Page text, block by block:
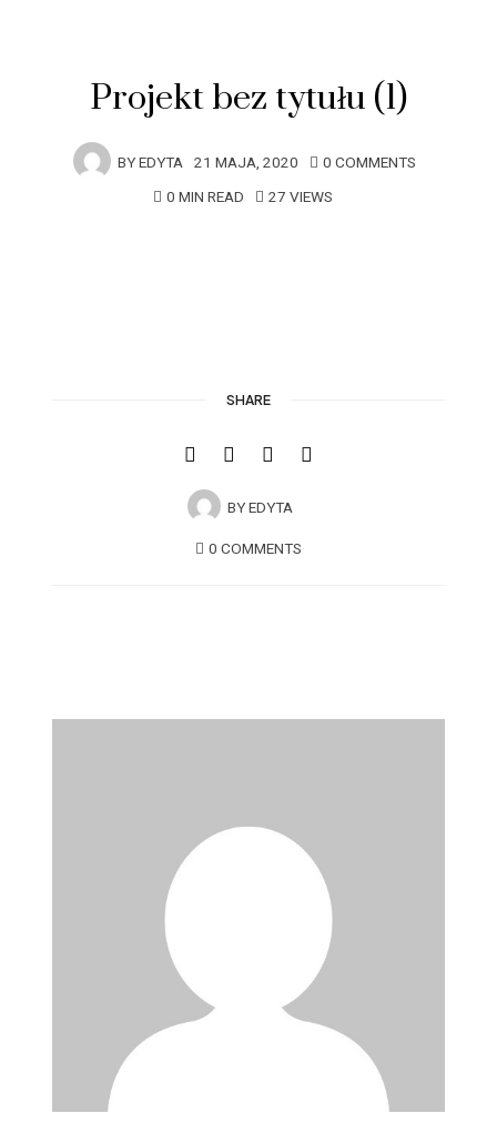
Projekt bez tytułu (1)
BYEDYTA 21 MAJA, 2020
0 COMMENTS
0 MIN READ
27 VIEWS
SHARE
BYEDYTA
0 COMMENTS